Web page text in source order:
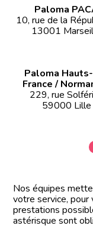
Paloma
10, rue de la
13001
Paloma
France /
229, rue
59000 Lille
Nos équipes
votre service,
prestations
astérisque sont